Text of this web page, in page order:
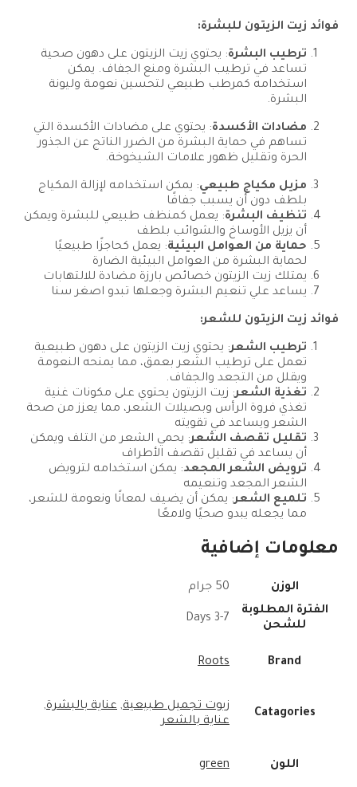
فوائد زيت الزيتون للبشرة:
ترطيب البشرة: يحتوي زيت الزيتون على دهون صحية
تساعد في ترطيب البشرة ومنع الجفاف. يمكن
استخدامه كمرطب طبيعي لتحسين نعومة وليونة
البشرة.
مضادات الأكسدة: يحتوي على مضادات الأكسدة التي
تساهم في حماية البشرة من الضرر الناتج عن الجذور
الحرة وتقليل ظهور علامات الشيخوخة.
مزيل مكياج طبيعي: يمكن استخدامه لإزالة المكياج
بلطف دون أن يسبب جفافًا
تنظيف البشرة: يعمل كمنظف طبيعي للبشرة ويمكن
أن يزيل الأوساخ والشوائب بلطف
حماية من العوامل البيئية: يعمل كحاجزًا طبيعيًا
لحماية البشرة من العوامل البيئية الضارة
يمتلك زيت الزيتون خصائص بارزة مضادة للالتهابات
يساعد علي تنعيم البشرة وجعلها تبدو اصغر سنا
فوائد زيت الزيتون للشعر:
ترطيب الشعر: يحتوي زيت الزيتون على دهون طبيعية
تعمل على ترطيب الشعر بعمق، مما يمنحه النعومة
ويقلل من التجعد والجفاف.
تغذية الشعر: زيت الزيتون يحتوي على مكونات غنية
تغذي فروة الرأس وبصيلات الشعر، مما يعزز من صحة
الشعر ويساعد في تقويته
تقليل تقصف الشعر: يحمي الشعر من التلف ويمكن
أن يساعد في تقليل تقصف الأطراف
ترويض الشعر المجعد: يمكن استخدامه لترويض
الشعر المجعد وتنعيمه
تلميع الشعر: يمكن أن يضيف لمعانًا ونعومة للشعر،
مما يجعله يبدو صحيًا ولامعًا
معلومات إضافية
الوزن
50 جرام
الفترة المطلوبة
للشحن
3-7 Days
Brand
Roots
Catagories
زيوت تجميل طبيعية, عناية بالبشرة,
عناية بالشعر
اللون green